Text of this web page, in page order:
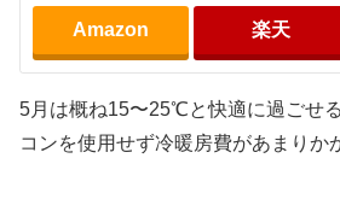
Amazon 楽天
5月は概ね15〜25℃と快適に過ごせ
コンを使用せず冷暖房費があまりか